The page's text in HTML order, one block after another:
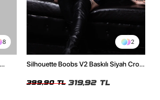
8 2
Silhouette Boobs V2 Baskılı Siyah Crop
399,90 TL 319,92 TL